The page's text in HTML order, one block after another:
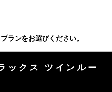
ランをお選びください。
ックス ツインルー